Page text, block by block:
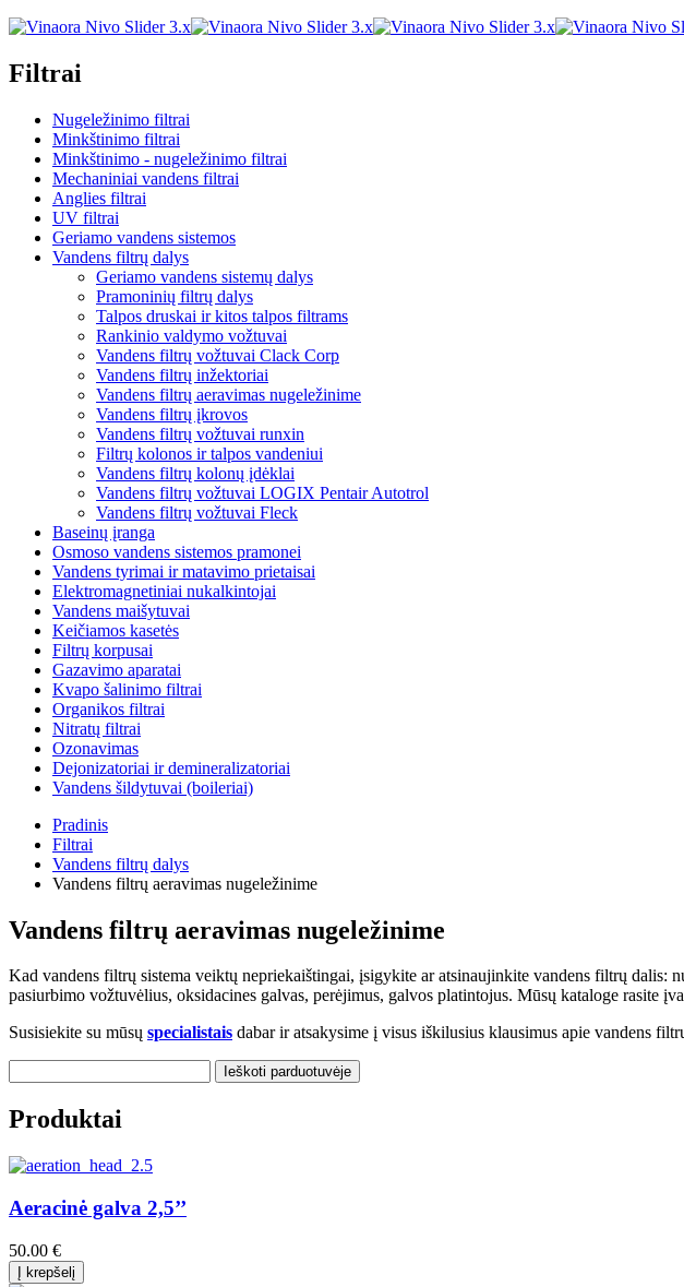
Filtrai
Nugeležinimo filtrai
Minkštinimo filtrai
Minkštinimo - nugeležinimo filtrai
Mechaniniai vandens filtrai
Anglies filtrai
UV filtrai
Geriamo vandens sistemos
Vandens filtrų dalys
Geriamo vandens sistemų dalys
Pramoninių filtrų dalys
Talpos druskai ir kitos talpos filtrams
Rankinio valdymo vožtuvai
Vandens filtrų vožtuvai Clack Corp
Vandens filtrų inžektoriai
Vandens filtrų aeravimas nugeležinime
Vandens filtrų įkrovos
Vandens filtrų vožtuvai runxin
Filtrų kolonos ir talpos vandeniui
Vandens filtrų kolonų įdėklai
Vandens filtrų vožtuvai LOGIX Pentair Autotrol
Vandens filtrų vožtuvai Fleck
Baseinų įranga
Osmoso vandens sistemos pramonei
Vandens tyrimai ir matavimo prietaisai
Elektromagnetiniai nukalkintojai
Vandens maišytuvai
Keičiamos kasetės
Filtrų korpusai
Gazavimo aparatai
Kvapo šalinimo filtrai
Organikos filtrai
Nitratų filtrai
Ozonavimas
Dejonizatoriai ir demineralizatoriai
Vandens šildytuvai (boileriai)
Pradinis
Filtrai
Vandens filtrų dalys
Vandens filtrų aeravimas nugeležinime
Vandens filtrų aeravimas nugeležinime
Kad vandens filtrų sistema veiktų nepriekaištingai, įsigykite ar atsinaujinkite vandens filtrų dalis:
pasiurbimo vožtuvėlius, oksidacines galvas, perėjimus, galvos platintojus. Mūsų kataloge rasite
Susisiekite su mūsų specialistais dabar ir atsakysime į visus iškilusius klausimus apie vandens
Produktai
Aeracinė galva 2,5’’
50.00 €